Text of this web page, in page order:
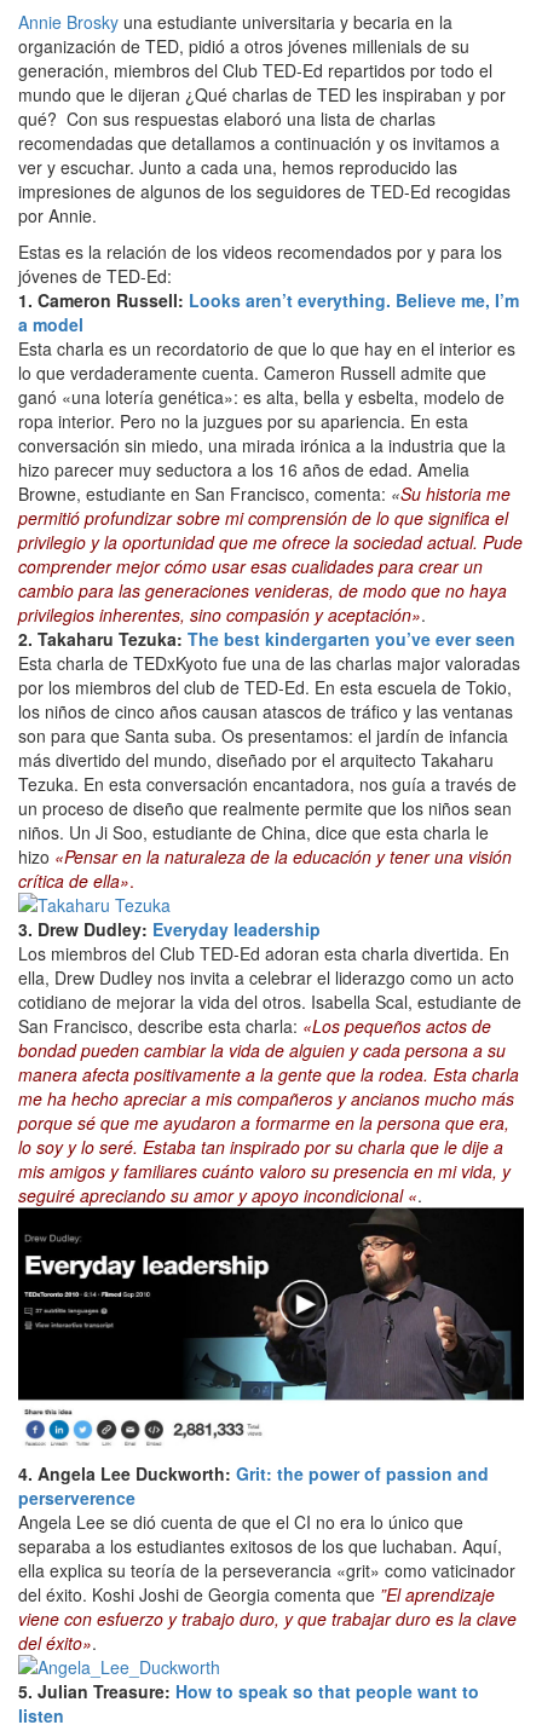
Annie Brosky una estudiante universitaria y becaria en la
organización de TED, pidió a otros jóvenes millenials de su
generación, miembros del Club TED-Ed repartidos por todo el
mundo que le dijeran ¿Qué charlas de TED les inspiraban y por
qué? Con sus respuestas elaboró una lista de charlas
recomendadas que detallamos a continuación y os invitamos a
ver y escuchar. Junto a cada una, hemos reproducido las
impresiones de algunos de los seguidores de TED-Ed recogidas
por Annie.
Estas es la relación de los videos recomendados por y para los
jóvenes de TED-Ed:
1. Cameron Russell: Looks aren’t everything. Believe me, I’m
a model
Esta charla es un recordatorio de que lo que hay en el interior es
lo que verdaderamente cuenta. Cameron Russell admite que
ganó «una lotería genética»: es alta, bella y esbelta, modelo de
ropa interior. Pero no la juzgues por su apariencia. En esta
conversación sin miedo, una mirada irónica a la industria que la
hizo parecer muy seductora a los 16 años de edad. Amelia
Browne, estudiante en San Francisco, comenta: «Su historia me
permitió profundizar sobre mi comprensión de lo que significa el
privilegio y la oportunidad que me ofrece la sociedad actual. Pude
comprender mejor cómo usar esas cualidades para crear un
cambio para las generaciones venideras, de modo que no haya
privilegios inherentes, sino compasión y aceptación».
2. Takaharu Tezuka: The best kindergarten you’ve ever seen
Esta charla de TEDxKyoto fue una de las charlas major valoradas
por los miembros del club de TED-Ed. En esta escuela de Tokio,
los niños de cinco años causan atascos de tráfico y las ventanas
son para que Santa suba. Os presentamos: el jardín de infancia
más divertido del mundo, diseñado por el arquitecto Takaharu
Tezuka. En esta conversación encantadora, nos guía a través de
un proceso de diseño que realmente permite que los niños sean
niños. Un Ji Soo, estudiante de China, dice que esta charla le
hizo «Pensar en la naturaleza de la educación y tener una visión
crítica de ella».
3. Drew Dudley: Everyday leadership
Los miembros del Club TED-Ed adoran esta charla divertida. En
ella, Drew Dudley nos invita a celebrar el liderazgo como un acto
cotidiano de mejorar la vida del otros. Isabella Scal, estudiante de
San Francisco, describe esta charla: «Los pequeños actos de
bondad pueden cambiar la vida de alguien y cada persona a su
manera afecta positivamente a la gente que la rodea. Esta charla
me ha hecho apreciar a mis compañeros y ancianos mucho más
porque sé que me ayudaron a formarme en la persona que era,
lo soy y lo seré. Estaba tan inspirado por su charla que le dije a
mis amigos y familiares cuánto valoro su presencia en mi vida, y
seguiré apreciando su amor y apoyo incondicional «.
4. Angela Lee Duckworth: Grit: the power of passion and
perserverence
Angela Lee se dió cuenta de que el CI no era lo único que
separaba a los estudiantes exitosos de los que luchaban. Aquí,
ella explica su teoría de la perseverancia «grit» como vaticinador
del éxito. Koshi Joshi de Georgia comenta que ”El aprendizaje
viene con esfuerzo y trabajo duro, y que trabajar duro es la clave
del éxito».
5. Julian Treasure: How to speak so that people want to
listen